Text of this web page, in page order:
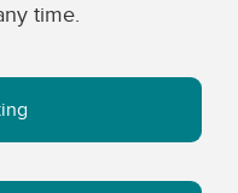
time.